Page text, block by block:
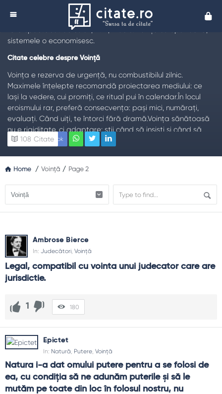
Citate despre Vointa
TL;DR:
Citatele celebre despre voință arată că decizia ține
fără spectacol: obiceiuri, ritm, mediu. Voința se epuizează;
sistemele o economisesc.
Citate celebre despre Voință
Voința e rezerva de urgență, nu combustibilul zilnic.
Maximele înțelepte recomandă proiectarea mediului: ce
lași la vedere, cui promiți, ce ritual pui în calendar.În locul
eroismului rar, preferă consecvența: pași mici, numărați,
evaluați. Când uiți, te întorci fără dramă.Voința sănătoasă
nu e rigiditate, ci adaptare: știi când să insiști și când să
schimbi metoda. Opririle protejează mersul.Grupul potrivit
De ce contează tema Voință
Fără ea, planurile rămân în caiet. Cu ea, devin ritmuri care
construiesc viață bună.
Teme frecvente
Mediu: aranjare inteligentă.
Promisiuni: accountability.
Adaptare: flexibilitate.
Odihnă
Trib : influență socială.
Leagă sarcina de o oră fixă.
Ascunde tentațiile.
Spune unui prieten ce vei face.
Planifică pauzele.
Revizuiește săptămânal.
Facebook
108 Citate
Home / Voință / Page 2
Ambrose Bierce
In: Judecători, Voință
Legal, compatibil cu vointa unui judecator care are
jurisdictie.
1 180
Epictet
In: Natură, Putere, Voință
Natura i-a dat omului putere pentru a se folosi de
ea, cu condiţia să ne adunăm puterile şi să le
mutăm pe toate din loc în folosul nostru, nu